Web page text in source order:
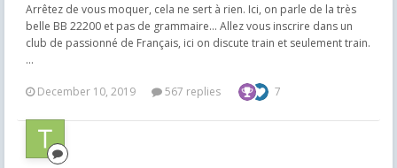
Arrêtez de vous moquer, cela ne sert à rien. Ici, on parle de la très
belle BB 22200 et pas de grammaire... Allez vous inscrire dans un
club de passionné de Français, ici on discute train et seulement train.
...
December 10, 2019 567 replies 7